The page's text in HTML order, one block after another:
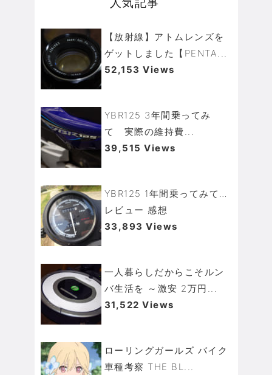
人気記事
【放射線】アトムレンズを
ゲットしました【PENTA...
52,153 Views
YBR125 3年間乗ってみ
て 実際の維持費...
39,515 Views
YBR125 1年間乗ってみて…
レビュー 感想
33,893 Views
一人暮らしだからこそルン
バ生活を ～激安 2万円...
31,522 Views
ローリングガールズ バイク
車種考察 THE BL...